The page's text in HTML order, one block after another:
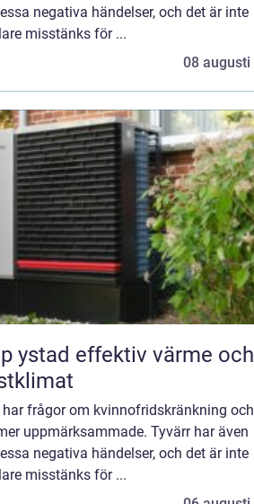
negativa händelser, och det är inte
misstänks för ...
08 augusti
värme och
frågor om kvinnofridskränkning och
uppmärksammade. Tyvärr har även
negativa händelser, och det är inte
misstänks för ...